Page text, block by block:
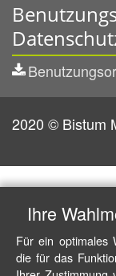
2020 © Bistum
Ihre
Für ein optimales
die für das